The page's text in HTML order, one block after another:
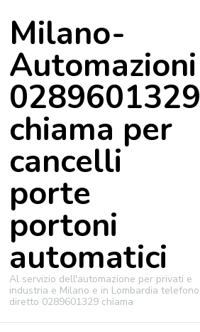
Milano-
Automazioni
0289601329
chiama per
cancelli
porte
portoni
automatici
Al servizio dell'automazione per privati e
industria e Milano e in Lombardia telefono
diretto 0289601329 chiama